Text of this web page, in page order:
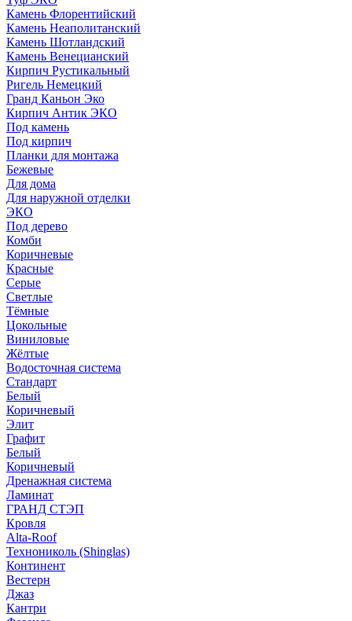
Камень Флорентийский
Камень Неаполитанский
Камень Шотландский
Камень Венецианский
Кирпич Рустикальный
Ригель Немецкий
Гранд Каньон Эко
Кирпич Антик ЭКО
Под камень
Под кирпич
Планки для монтажа
Бежевые
Для дома
Для наружной отделки
ЭКO
Под дерево
Комби
Коричневые
Красные
Серые
Светлые
Тёмные
Цокольные
Виниловые
Жёлтые
Водосточная система
Стандарт
Белый
Коричневый
Элит
Графит
Белый
Коричневый
Дренажная система
Ламинат
ГРАНД СТЭП
Кровля
Alta-Roof
Технониколь (Shinglas)
Континент
Вестерн
Джаз
Кантри